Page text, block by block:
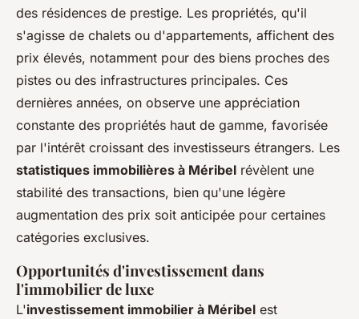
des résidences de prestige. Les propriétés, qu'il
s'agisse de chalets ou d'appartements, affichent des
prix élevés, notamment pour des biens proches des
pistes ou des infrastructures principales. Ces
dernières années, on observe une appréciation
constante des propriétés haut de gamme, favorisée
par l'intérêt croissant des investisseurs étrangers. Les
statistiques immobilières à Méribel révèlent une
stabilité des transactions, bien qu'une légère
augmentation des prix soit anticipée pour certaines
catégories exclusives.
Opportunités d'investissement dans
l'immobilier de luxe
L'investissement immobilier à Méribel est